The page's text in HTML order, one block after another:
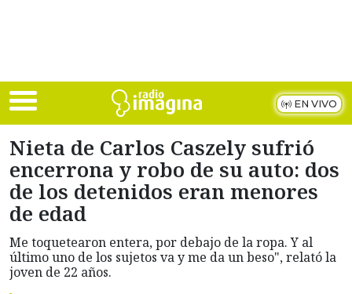
EN VIVO
Nieta de Carlos Caszely sufrió
encerrona y robo de su auto: dos
de los detenidos eran menores
de edad
Me toquetearon entera, por debajo de la ropa. Y al
último uno de los sujetos va y me da un beso", relató la
joven de 22 años.